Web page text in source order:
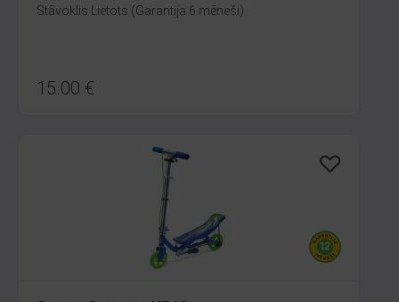
Stāvoklis Lietots (Garantija 6 mēneši)
15.00 €